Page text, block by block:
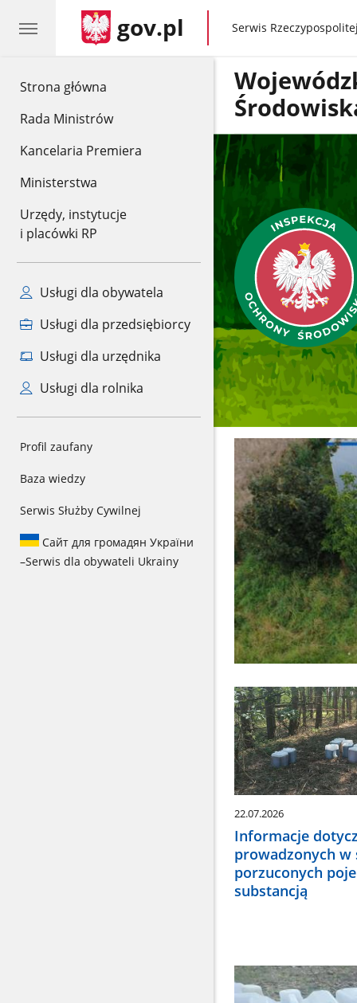
Strona główna
Rada Ministrów
Kancelaria Premiera
Ministerstwa
Urzędy, instytucje
i placówki RP
Usługi dla obywatela
Usługi dla przedsiębiorcy
Usługi dla urzędnika
Usługi dla rolnika
Profil zaufany
Baza wiedzy
Serwis Służby Cywilnej
Сайт для громадян України
–Serwis dla obywateli Ukrainy
gov.pl gov.pl
Serwis
22.07.2026
Informacje
prowadzonych w
porzuconych
substancją